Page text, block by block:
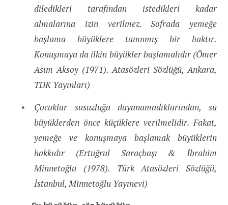
diledikleri tarafından istedikleri kadar
almalarına izin verilmez. Sofrada yemeğe
başlama büyüklere tanınmış bir haktır.
Konuşmaya da ilkin büyükler başlamalıdır (Ömer
Asım Aksoy (1971). Atasözleri Sözlüğü, Ankara,
TDK Yayınları)
Çocuklar susuzluğa dayanamadıklarından, su
büyüklerden önce küçüklere verilmelidir. Fakat,
yemeğe ve konuşmaya başlamak büyüklerin
hakkıdır (Ertuğrul Saraçbaşı & İbrahim
Minnetoğlu (1978). Türk Atasözleri Sözlüğü,
İstanbul, Minnetoğlu Yayınevi)